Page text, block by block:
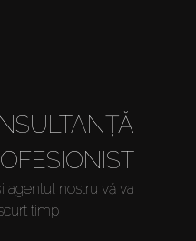
nostru vă va
timp